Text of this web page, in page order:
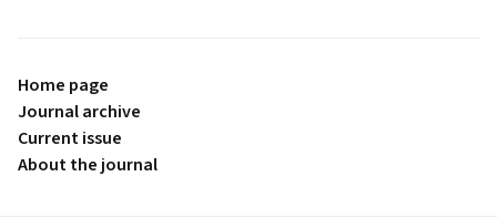
Home page
Journal archive
Current issue
About the journal